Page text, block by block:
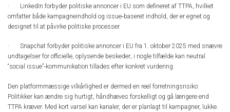
· LinkedIn forbyder politiske annoncer i EU som defineret af TTPA, hvilket
omfatter både kampagneindhold og issue‑baseret indhold, der er egnet og
designet til at påvirke politiske processer.
· Snapchat forbyder politiske annoncer i EU fra 1. oktober 2025 med snævre
undtagelser for officielle, oplysende beskeder; i nogle tilfælde kan neutral
“social issue”‑kommunikation tillades efter konkret vurdering.
Den platformmæssige vilkårlighed er dermed en reel forretningsrisiko:
Politikker kan ændre sig hurtigt, håndhæves forskelligt og gå længere end
TTPA kræver. Med kort varsel kan kanaler, der er planlagt til kampagner, lukke.